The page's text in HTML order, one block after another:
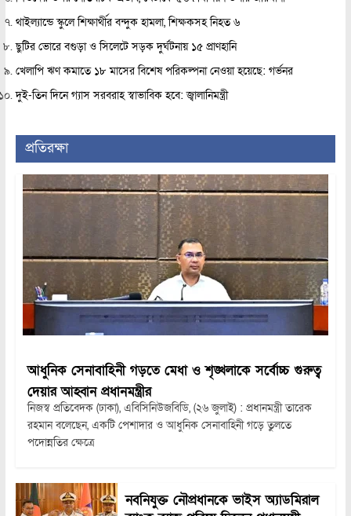
থাইল্যান্ডে স্কুলে শিক্ষার্থীর বন্দুক হামলা, শিক্ষকসহ নিহত ৬
ছুটির ভোরে বগুড়া ও সিলেটে সড়ক দুর্ঘটনায় ১৫ প্রাণহানি
খেলাপি ঋণ কমাতে ১৮ মাসের বিশেষ পরিকল্পনা নেওয়া হয়েছে: গর্ভনর
দুই-তিন দিনে গ্যাস সরবরাহ স্বাভাবিক হবে: জ্বালানিমন্ত্রী
প্রতিরক্ষা
আধুনিক সেনাবাহিনী গড়তে মেধা ও শৃঙ্খলাকে সর্বোচ্চ গুরুত্ব
দেয়ার আহ্বান প্রধানমন্ত্রীর
নিজস্ব প্রতিবেদক (ঢাকা), এবিসিনিউজবিডি, (২৬ জুলাই) : প্রধানমন্ত্রী তারেক
রহমান বলেছেন, একটি পেশাদার ও আধুনিক সেনাবাহিনী গড়ে তুলতে
পদোন্নতির ক্ষেত্রে
নবনিযুক্ত নৌপ্রধানকে ভাইস অ্যাডমিরাল